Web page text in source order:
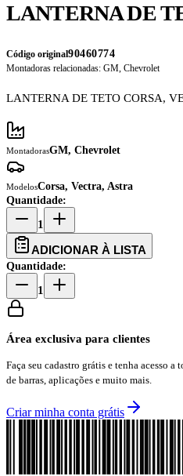
LANTERNA DE
Código original90460774
Montadoras relacionadas: GM, Chevrolet
LANTERNA DE TETO CORSA,
MontadorasGM, Chevrolet
ModelosCorsa, Vectra, Astra
Quantidade:
1
ADICIONAR À LISTA
Quantidade:
1
Área exclusiva para clientes
Faça seu cadastro grátis e tenha acesso
de barras, aplicações e muito mais.
Criar minha conta grátis